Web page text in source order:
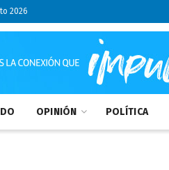
2026
OPINIÓN POLÍTICA